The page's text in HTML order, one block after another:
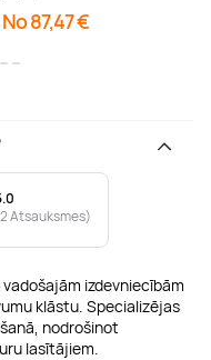
No 87,47 €
izdevniecībām
klāstu. Specializējas
nodrošinot
lasītājiem.
2 Atsauksmes)